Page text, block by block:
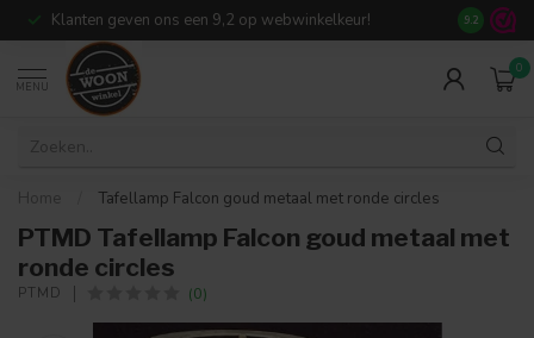
Klanten geven ons een 9,2 op webwinkelkeur! Meer dan
9.2
MENU
0
Home Tafellamp Falcon goud metaal met ronde circles
PTMD Tafellamp Falcon goud metaal met
ronde circles
PTMD (0)